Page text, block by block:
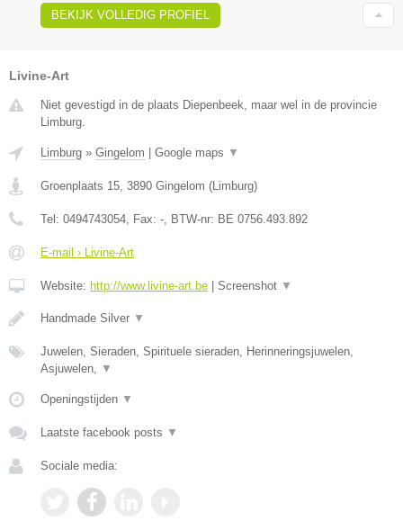
BEKIJK VOLLEDIG PROFIEL
Livine-Art
Niet gevestigd in de plaats Diepenbeek, maar wel in de provincie
Limburg.
Limburg » Gingelom Google maps ▼
Groenplaats 15, 3890 Gingelom (Limburg)
Tel: 0494743054, Fax: -, BTW-nr: BE 0756.493.892
E-mail › Livine-Art
Website: http://www.livine-art.be Screenshot ▼
Handmade Silver ▼
Juwelen, Sieraden, Spirituele sieraden, Herinneringsjuwelen,
Asjuwelen, ▼
Openingstijden ▼
Laatste facebook posts ▼
Sociale media: